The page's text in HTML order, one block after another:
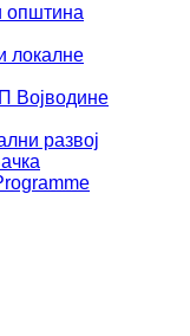
општина
локалне
Војводине
развој